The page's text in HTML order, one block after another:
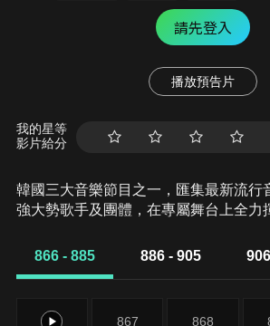
請先登入
播放預告片
我的星等
影片給分
韓國三大音樂節目之一，匯集最新流行
強大勢歌手及團體，在專屬舞台上全力
866 - 885
886 - 905
866 867 868